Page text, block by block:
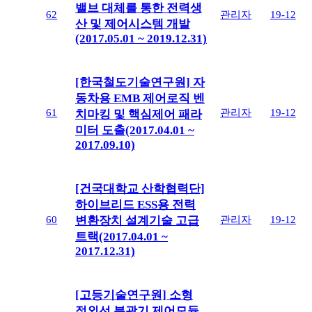
62
밸브 대체를 통한 전력생
산 및 제어시스템 개발
(2017.05.01 ~ 2019.12.31)
관리자 19-12
61
[한국철도기술연구원] 자
동차용 EMB 제어로직 벤
치마킹 및 핵심제어 패라
미터 도출(2017.04.01 ~
2017.09.10)
관리자 19-12
60
[건국대학교 산학협력단]
하이브리드 ESS용 전력
변환장치 설계기술 고급
트랙(2017.04.01 ~
2017.12.31)
관리자 19-12
[고등기술연구원] 소형